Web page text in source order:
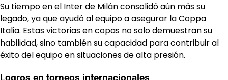
Su tiempo en el Inter de Milán consolidó aún más su
legado, ya que ayudó al equipo a asegurar la Coppa
Italia. Estas victorias en copas no solo demuestran su
habilidad, sino también su capacidad para contribuir al
éxito del equipo en situaciones de alta presión.